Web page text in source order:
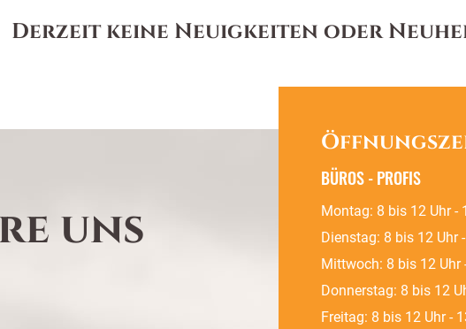
Derzeit keine Neuigkeiten oder
uns
BÜROS - PROFIS
Montag: 8 bis 12 Uhr -
Dienstag: 8 bis 12 Uhr
Mittwoch: 8 bis 12 Uhr
Donnerstag: 8 bis 12
Freitag: 8 bis 12 Uhr -